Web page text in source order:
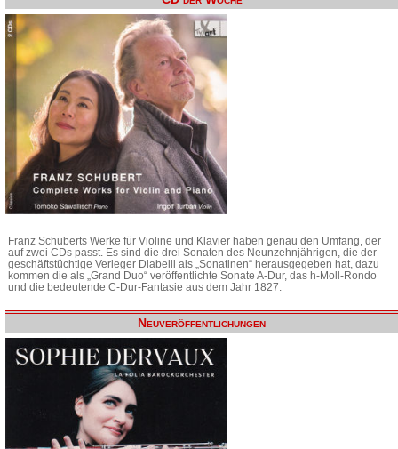
Franz Schuberts Werke für Violine und Klavier haben genau den Umfang, der
auf zwei CDs passt. Es sind die drei Sonaten des Neunzehnjährigen, die der
geschäftstüchtige Verleger Diabelli als „Sonatinen“ herausgegeben hat, dazu
kommen die als „Grand Duo“ veröffentlichte Sonate A-Dur, das h-Moll-Rondo
und die bedeutende C-Dur-Fantasie aus dem Jahr 1827.
Neuveröffentlichungen